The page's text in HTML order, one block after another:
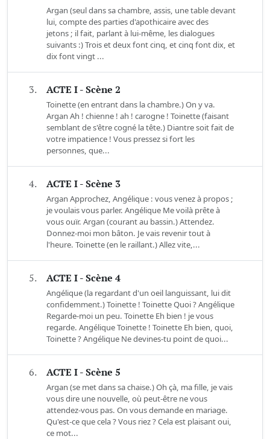
Argan (seul dans sa chambre, assis, une table devant
lui, compte des parties d'apothicaire avec des
jetons ; il fait, parlant à lui-même, les dialogues
suivants :) Trois et deux font cinq, et cinq font dix, et
dix font vingt ...
3. ACTE I - Scène 2
Toinette (en entrant dans la chambre.) On y va.
Argan Ah ! chienne ! ah ! carogne ! Toinette (faisant
semblant de s'être cogné la tête.) Diantre soit fait de
votre impatience ! Vous pressez si fort les
personnes, que...
4. ACTE I - Scène 3
Argan Approchez, Angélique : vous venez à propos ;
je voulais vous parler. Angélique Me voilà prête à
vous ouïr. Argan (courant au bassin.) Attendez.
Donnez-moi mon bâton. Je vais revenir tout à
l'heure. Toinette (en le raillant.) Allez vite,...
5. ACTE I - Scène 4
Angélique (la regardant d'un oeil languissant, lui dit
confidemment.) Toinette ! Toinette Quoi ? Angélique
Regarde-moi un peu. Toinette Eh bien ! je vous
regarde. Angélique Toinette ! Toinette Eh bien, quoi,
Toinette ? Angélique Ne devines-tu point de quoi...
6. ACTE I - Scène 5
Argan (se met dans sa chaise.) Oh çà, ma fille, je vais
vous dire une nouvelle, où peut-être ne vous
attendez-vous pas. On vous demande en mariage.
Qu'est-ce que cela ? Vous riez ? Cela est plaisant oui,
ce mot...